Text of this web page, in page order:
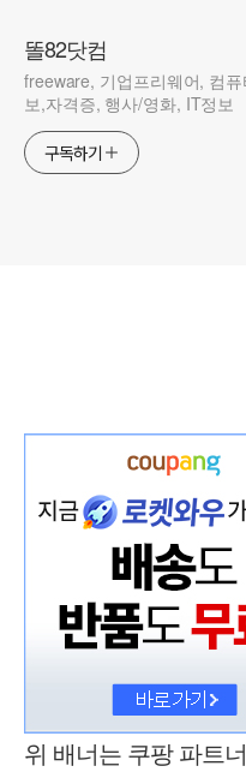
똘82닷컴
freeware, 기업프리웨어, 컴
보,자격증, 행사/영화, IT정보
구독하기
위 배너는 쿠팡 파트